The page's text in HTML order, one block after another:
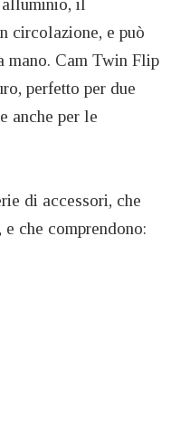
il
circolazione, e può
mano. Cam Twin Flip
perfetto per due
anche per le
di accessori, che
e che comprendono: